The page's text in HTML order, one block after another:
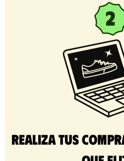
Realiza tus